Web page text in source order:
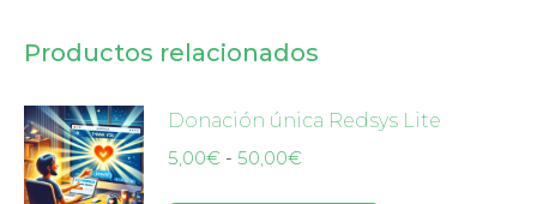
Productos relacionados
Donación única Redsys Lite
5,00€ - 50,00€